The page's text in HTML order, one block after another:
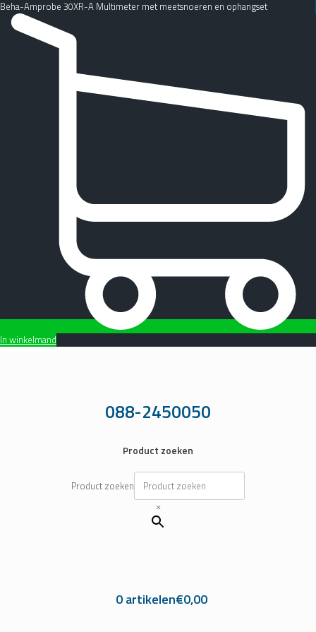
Beha-Amprobe 30XR-A Multimeter met meetsnoeren en ophangset
In winkelmand
088-2450050
Product zoeken
Product zoeken
×
0 artikelen€0,00